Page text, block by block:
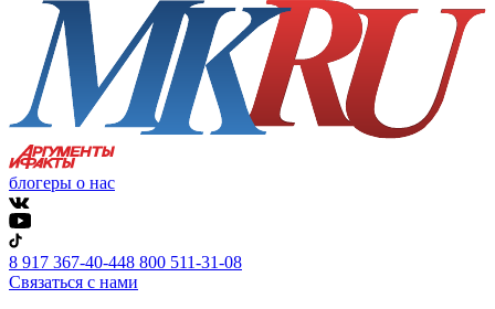
блогеры о нас
8 917 367-40-448 800 511-31-08
Связаться с нами